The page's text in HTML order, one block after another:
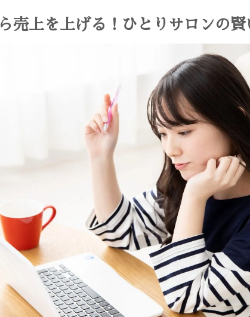
売上を上げる！ひとりサロンの賢